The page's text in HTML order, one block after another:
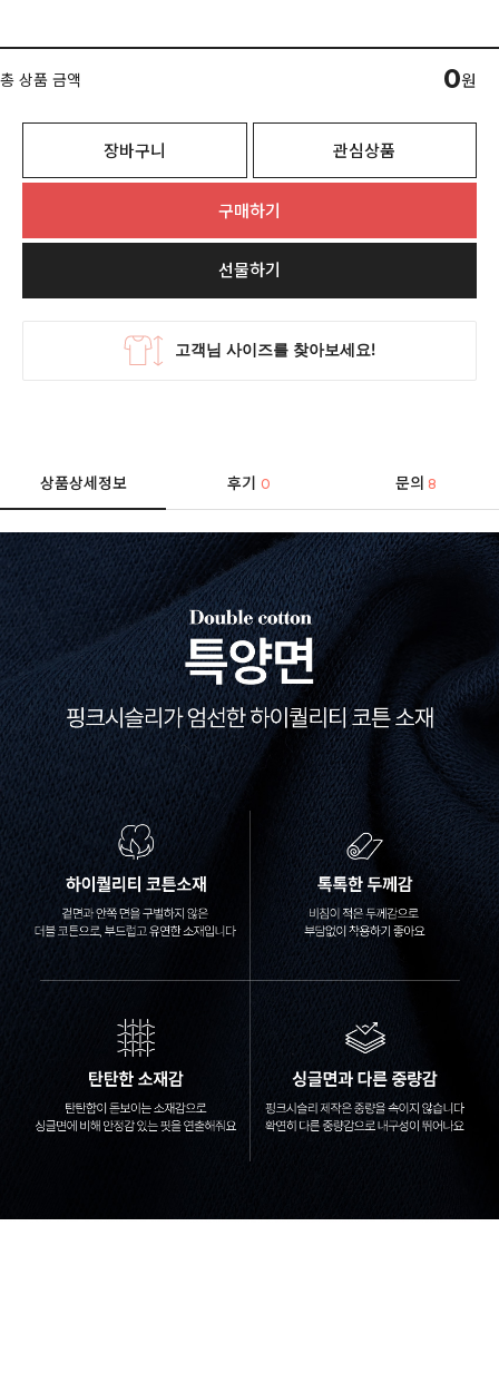
총 상품 금액 0원
장바구니 관심상품
구매하기
선물하기
상품상세정보 후기0 문의 8